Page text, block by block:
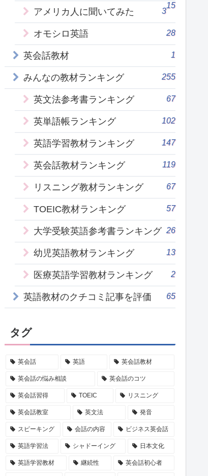
15
アメリカ人に聞いてみた 3
オモシロ英語 28
英会話教材 1
みんなの教材ランキング 255
英文法参考書ランキング 67
英単語帳ランキング 102
英語学習教材ランキング 147
英会話教材ランキング 119
リスニング教材ランキング 67
TOEIC教材ランキング 57
大学受験英語参考書ランキング 26
幼児英語教材ランキング 13
医療英語学習教材ランキング 2
英語教材のクチコミ記事を評価 65
タグ
英会話 英語 英会話教材
英会話の悩み相談 英会話のコツ
英会話習得 TOEIC リスニング
英会話教室 英文法 発音
スピーキング 会話の内容 ビジネス英会話
英語学習法 シャドーイング 日本文化
英語学習教材 継続性 英会話初心者